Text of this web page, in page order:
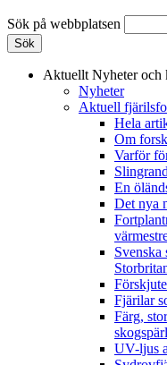
Sök på webbplatsen
Aktuellt Nyheter och
Nyheter
Aktuell
Hela
Om
Varför
En
Det nya
Fjärilar
Färg,
UV-ljus